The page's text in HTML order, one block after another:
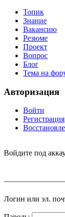
Топик
Знание
Вакансию
Резюме
Проект
Вопрос
Блог
Тема на
Авторизация
Войти
Регистрация
Войдите под
Логин или эл.